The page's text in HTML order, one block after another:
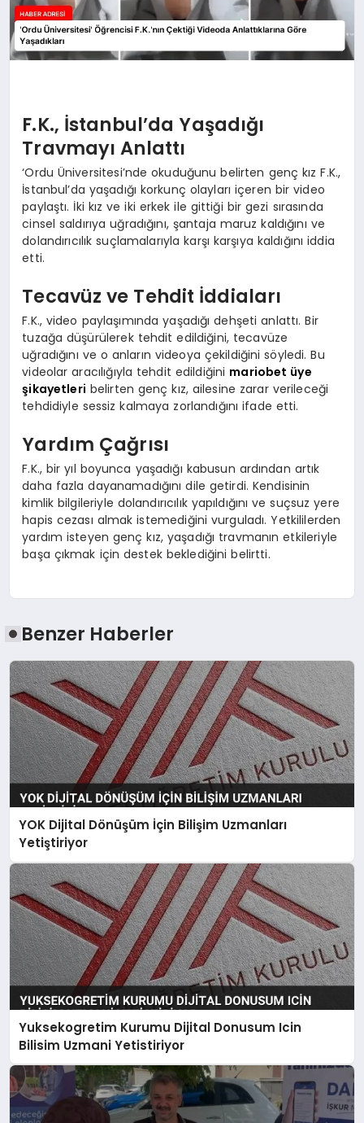
F.K., İstanbul’da Yaşadığı
Travmayı Anlattı
‘Ordu Üniversitesi’nde okuduğunu belirten genç kız F.K.,
İstanbul’da yaşadığı korkunç olayları içeren bir video
paylaştı. İki kız ve iki erkek ile gittiği bir gezi sırasında
cinsel saldırıya uğradığını, şantaja maruz kaldığını ve
dolandırıcılık suçlamalarıyla karşı karşıya kaldığını iddia
etti.
Tecavüz ve Tehdit İddiaları
F.K., video paylaşımında yaşadığı dehşeti anlattı. Bir
tuzağa düşürülerek tehdit edildiğini, tecavüze
uğradığını ve o anların videoya çekildiğini söyledi. Bu
videolar aracılığıyla tehdit edildiğini mariobet üye
şikayetleri belirten genç kız, ailesine zarar verileceği
tehdidiyle sessiz kalmaya zorlandığını ifade etti.
Yardım Çağrısı
F.K., bir yıl boyunca yaşadığı kabusun ardından artık
daha fazla dayanamadığını dile getirdi. Kendisinin
kimlik bilgileriyle dolandırıcılık yapıldığını ve suçsuz yere
hapis cezası almak istemediğini vurguladı. Yetkililerden
yardım isteyen genç kız, yaşadığı travmanın etkileriyle
başa çıkmak için destek beklediğini belirtti.
Benzer Haberler
YOK Dijital Dönüşüm İçin Bilişim Uzmanları
Yetiştiriyor
Yuksekogretim Kurumu Dijital Donusum Icin
Bilisim Uzmani Yetistiriyor